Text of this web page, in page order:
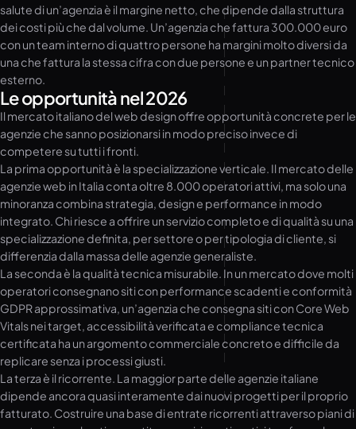
salute di un’agenzia è il margine netto, che dipende dalla struttura
dei costi più che dal volume. Un’agenzia che fattura 300.000 euro
con un team interno di quattro persone ha margini molto diversi da
una che fattura la stessa cifra con due persone e un partner tecnico
esterno.
Le opportunità nel 2026
Il mercato italiano del web design offre opportunità concrete per le
agenzie che sanno posizionarsi in modo preciso invece di
competere su tutti i fronti.
La prima opportunità è la specializzazione verticale. Il mercato delle
agenzie web in Italia conta oltre 8.000 operatori attivi, ma solo una
minoranza combina strategia, design e performance in modo
integrato. Chi riesce a offrire un servizio completo e di qualità su una
specializzazione definita, per settore o per tipologia di cliente, si
differenzia dalla massa delle agenzie generaliste.
La seconda è la qualità tecnica misurabile. In un mercato dove molti
operatori consegnano siti con performance scadenti e conformità
GDPR approssimativa, un’agenzia che consegna siti con Core Web
Vitals nei target, accessibilità verificata e compliance tecnica
certificata ha un argomento commerciale concreto e difficile da
replicare senza i processi giusti.
La terza è il ricorrente. La maggior parte delle agenzie italiane
dipende ancora quasi interamente dai nuovi progetti per il proprio
fatturato. Costruire una base di entrate ricorrenti attraverso piani di